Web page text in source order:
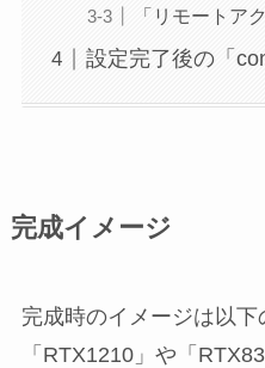
「リモートア
設定完了後の「
完成イメージ
完成時のイメージは以下
「RTX1210」や「